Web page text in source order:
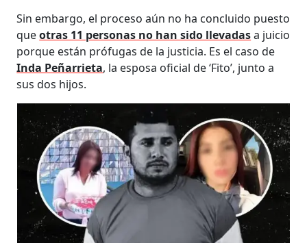
Sin embargo, el proceso aún no ha concluido puesto
queotras 11 personas no han sido llevadasa juicio
porque están prófugas de la justicia. Es el caso de
Inda Peñarrieta, la esposa oficial de ‘Fito’, junto a
sus dos hijos.